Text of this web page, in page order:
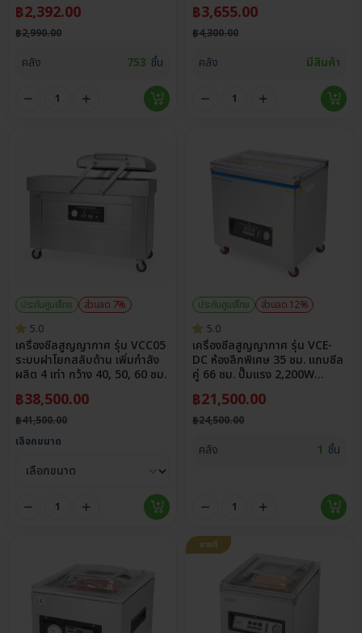
฿2,392.00
฿2,990.00
คลัง 753 ชิ้น
฿3,655.00
฿4,300.00
คลัง มีสินค้า
ประกันศูนย์ไทย
ส่วนลด 7%
5.0
เครื่องซีลสูญญากาศ รุ่น VCC05
ระบบฝาโยกสลับด้าน เพิ่มกำลัง
ผลิต 4 เท่า กว้าง 40, 50, 60 ซม.
฿38,500.00
฿41,500.00
เลือกขนาด
ประกันศูนย์ไทย
ส่วนลด 12%
5.0
เครื่องซีลสูญญากาศ รุ่น VCE-
DC ห้องลึกพิเศษ 35 ซม. แถบซีล
คู่ 66 ซม. ปั๊มแรง 2,200W
฿21,500.00
฿24,500.00
คลัง 1 ชิ้น
ขายดี